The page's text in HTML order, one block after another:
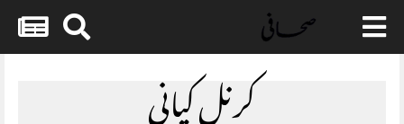
Skip